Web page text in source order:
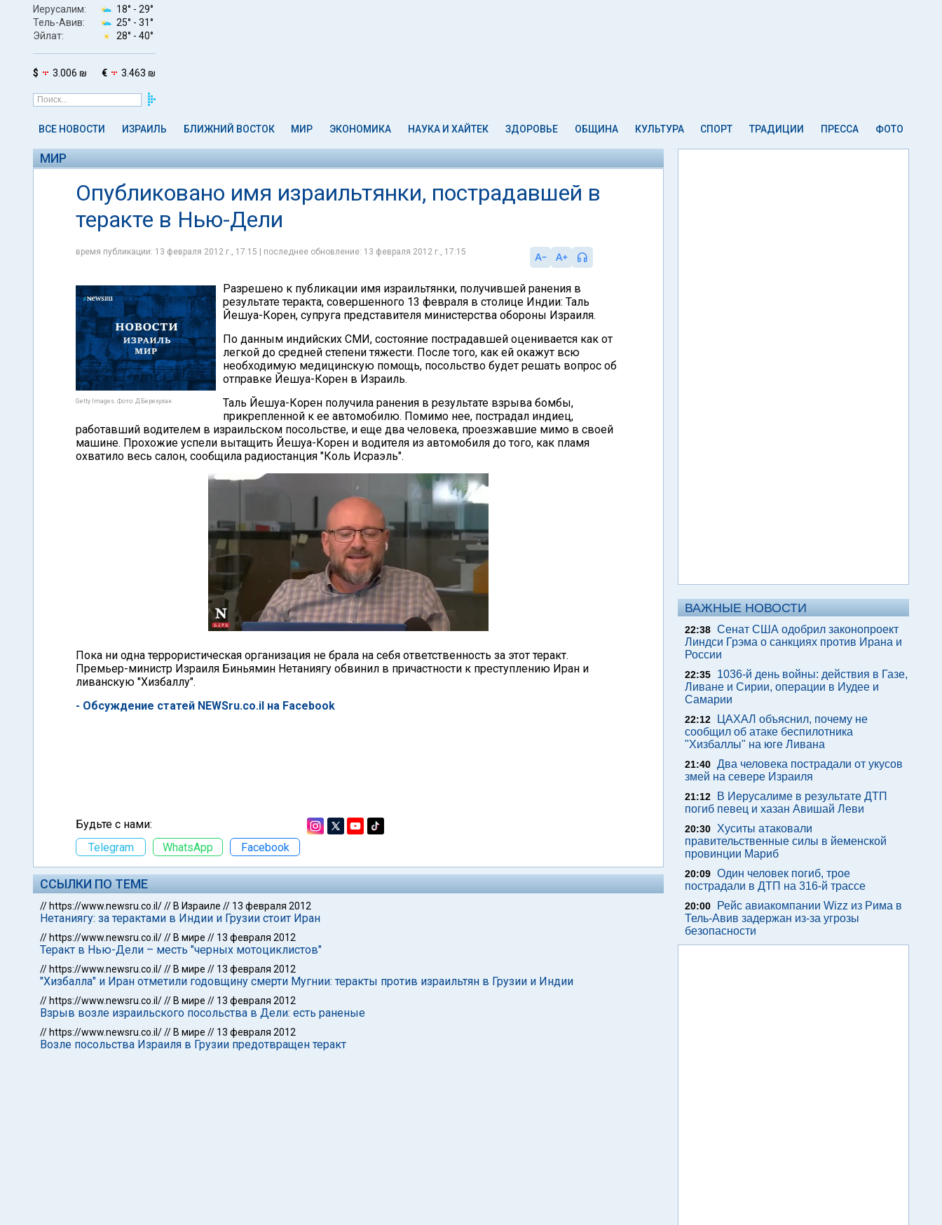
Иерусалим: 18° - 29°
Тель-Авив:
25° - 31°
Эйлат:
28° - 40°
$ 3.006 ₪ € 3.463 ₪
ВСЕ НОВОСТИ ИЗРАИЛЬ БЛИЖНИЙ ВОСТОК МИР ЭКОНОМИКА НАУКА И ХАЙТЕК ЗДОРОВЬЕ ОБЩИНА КУЛЬТУРА СПОРТ ТРАДИЦИИ ПРЕССА ФОТО
МИР
Опубликовано имя израильтянки, пострадавшей в
теракте в Нью-Дели
время публикации: 13 февраля 2012 г., 17:15 | последнее обновление: 13 февраля 2012 г., 17:15
Getty Images. Фото: Д.Берехулак
Разрешено к публикации имя израильтянки, получившей ранения в
результате теракта, совершенного 13 февраля в столице Индии: Таль
Йешуа-Корен, супруга представителя министерства обороны Израиля.
По данным индийских СМИ, состояние пострадавшей оценивается как от
легкой до средней степени тяжести. После того, как ей окажут всю
необходимую медицинскую помощь, посольство будет решать вопрос об
отправке Йешуа-Корен в Израиль.
Таль Йешуа-Корен получила ранения в результате взрыва бомбы,
прикрепленной к ее автомобилю. Помимо нее, пострадал индиец,
работавший водителем в израильском посольстве, и еще два человека, проезжавшие мимо в своей
машине. Прохожие успели вытащить Йешуа-Корен и водителя из автомобиля до того, как пламя
охватило весь салон, сообщила радиостанция "Коль Исраэль".
Пока ни одна террористическая организация не брала на себя ответственность за этот теракт.
Премьер-министр Израиля Биньямин Нетаниягу обвинил в причастности к преступлению Иран и
ливанскую "Хизбаллу".
- Обсуждение статей NEWSru.co.il на Facebook
Будьте с нами:
Telegram
WhatsApp Facebook
ССЫЛКИ ПО ТЕМЕ
// https://www.newsru.co.il/// В Израиле // 13 февраля 2012
Нетаниягу: за терактами в Индии и Грузии стоит Иран
// https://www.newsru.co.il/// В мире // 13 февраля 2012
Теракт в Нью-Дели – месть "черных мотоциклистов"
// https://www.newsru.co.il/// В мире // 13 февраля 2012
"Хизбалла" и Иран отметили годовщину смерти Мугнии: теракты против израильтян в Грузии и Индии
// https://www.newsru.co.il/// В мире // 13 февраля 2012
Взрыв возле израильского посольства в Дели: есть раненые
// https://www.newsru.co.il/// В мире // 13 февраля 2012
Возле посольства Израиля в Грузии предотвращен теракт
ВАЖНЫЕ НОВОСТИ
22:38 Сенат США одобрил законопроект
Линдси Грэма о санкциях против Ирана и
России
22:35
1036-й день войны: действия в Газе,
Ливане и Сирии, операции в Иудее и
Самарии
22:12
ЦАХАЛ объяснил, почему не
сообщил об атаке беспилотника
"Хизбаллы" на юге Ливана
21:40 Два человека пострадали от укусов
змей на севере Израиля
21:12
В Иерусалиме в результате ДТП
погиб певец и хазан Авишай Леви
20:30
Хуситы атаковали
правительственные силы в йеменской
провинции Мариб
20:09 Один человек погиб, трое
пострадали в ДТП на 316-й трассе
20:00
Рейс авиакомпании Wizz из Рима в
Тель-Авив задержан из-за угрозы
безопасности